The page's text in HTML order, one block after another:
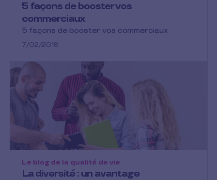
5 façons de booster vos
commerciaux
5 façons de booster vos commerciaux
7/02/2018
La diversité : un avantage
Le blog de la qualité de vie